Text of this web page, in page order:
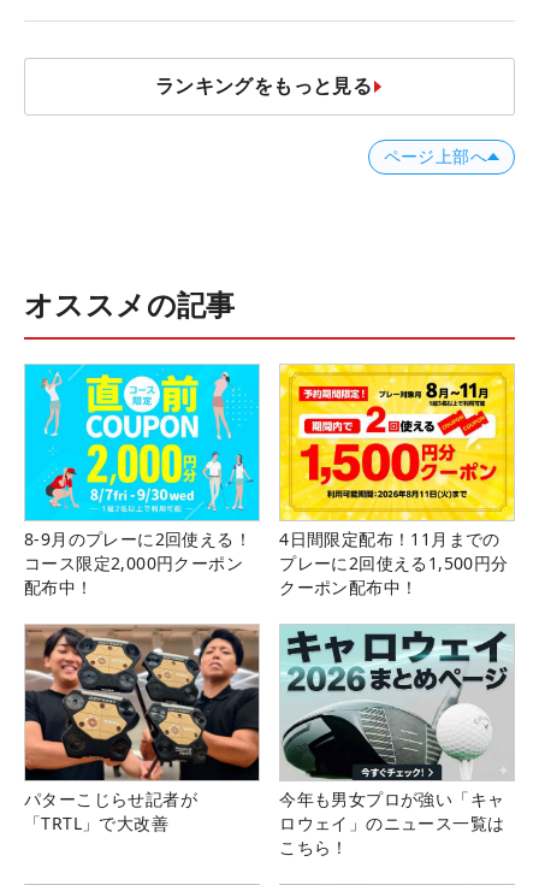
ランキングをもっと見る
ページ上部へ
オススメの記事
8-9月のプレーに2回使える！
コース限定2,000円クーポン
配布中！
4日間限定配布！11月までの
プレーに2回使える1,500円分
クーポン配布中！
パターこじらせ記者が
「TRTL」で大改善
今年も男女プロが強い「キャ
ロウェイ」のニュース一覧は
こちら！